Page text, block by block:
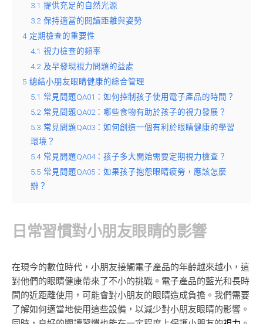
3.1 提供充足的自然光源
3.2 保持適當的閱讀距離與姿勢
4 定期檢查的重要性
4.1 視力檢查的頻率
4.2 及早發現視力問題的益處
5 總結小朋友眼睛健康的綜合管理
5.1 常見問題QA01：如何控制孩子使用電子產品的時間？
5.2 常見問題QA02：哪些食物有助於孩子的視力發展？
5.3 常見問題QA03：如何創造一個有利於眼睛健康的學習
環境？
5.4 常見問題QA04：孩子多大開始需要定期視力檢查？
5.5 常見問題QA05：如果孩子抱怨眼睛疲勞，應該怎麼
辦？
日常習慣對小朋友眼睛的影響
在現今的數位時代，小朋友接觸電子產品的年齡越來越小，這
對他們的眼睛健康帶來了不小的挑戰。電子產品的藍光和長時
間的近距離使用，可能會對小朋友的眼睛造成負擔。我們需要
了解如何適當地使用這些設備，以減少對小朋友眼睛的影響。